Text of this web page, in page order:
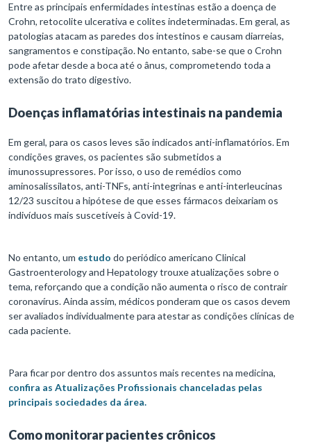
Entre as principais enfermidades intestinas estão a doença de
Crohn, retocolite ulcerativa e colites indeterminadas. Em geral, as
patologias atacam as paredes dos intestinos e causam diarreias,
sangramentos e constipação. No entanto, sabe-se que o Crohn
pode afetar desde a boca até o ânus, comprometendo toda a
extensão do trato digestivo.
Doenças inflamatórias intestinais na pandemia
Em geral, para os casos leves são indicados anti-inflamatórios. Em
condições graves, os pacientes são submetidos a
imunossupressores. Por isso, o uso de remédios como
aminosalissilatos, anti-TNFs, anti-integrinas e anti-interleucinas
12/23 suscitou a hipótese de que esses fármacos deixariam os
indivíduos mais suscetíveis à Covid-19.
No entanto, um estudo do periódico americano Clinical
Gastroenterology and Hepatology trouxe atualizações sobre o
tema, reforçando que a condição não aumenta o risco de contrair
coronavírus. Ainda assim, médicos ponderam que os casos devem
ser avaliados individualmente para atestar as condições clínicas de
cada paciente.
Para ficar por dentro dos assuntos mais recentes na medicina,
confira as Atualizações Profissionais chanceladas pelas
principais sociedades da área.
Como monitorar pacientes crônicos